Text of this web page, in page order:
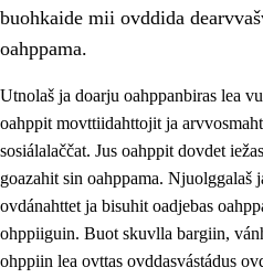
3. Skuvlla praksisa
buohkaide mii ovddida
oahppama.
Utnolaš ja doarju oahppanbiras lea
oahppit movttiidahttojit ja
sosiálalaččat. Jus oahppit dovdet
goazahit sin oahppama. Njuolggalaš
ovdánahttet ja bisuhit oadjebas
ohppiiguin. Buot skuvlla bargiin,
ohppiin lea ovttas ovddasvástádus